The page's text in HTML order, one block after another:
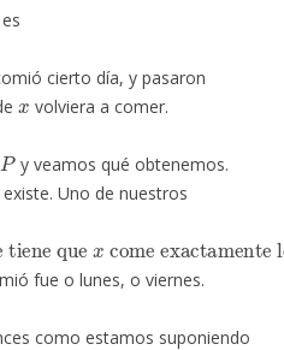
cierto día, y pasaron
x
volviera a comer.
P
y veamos qué obtenemos.
Uno de nuestros
fue o lunes, o viernes.
como estamos suponiendo